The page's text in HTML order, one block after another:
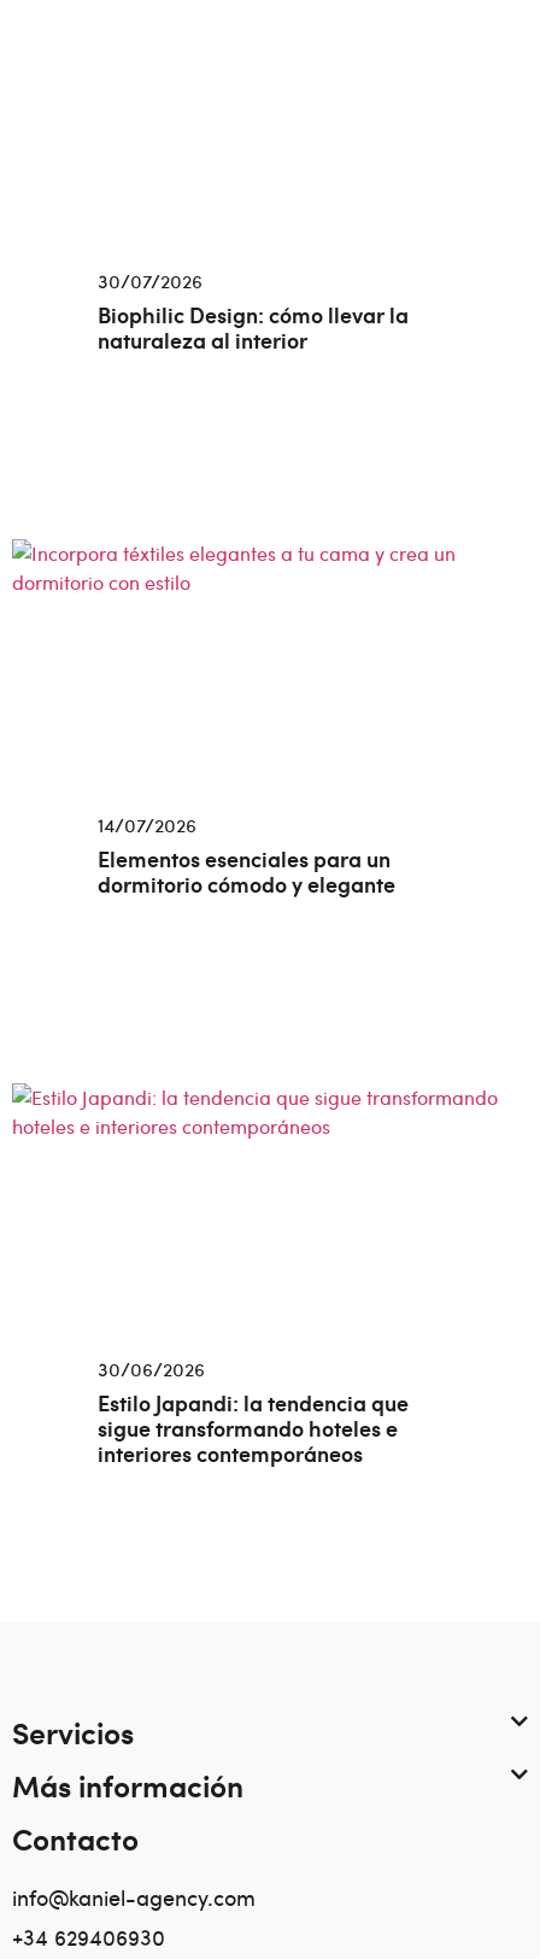
Biophilic Design: cómo llevar la
naturaleza al interior
30/07/2026
Elementos esenciales para un
dormitorio cómodo y elegante
14/07/2026
Estilo Japandi: la tendencia que
sigue transformando hoteles e
interiores contemporáneos
30/06/2026
Servicios
Más información
Contacto
info@kaniel-agency.com
+34 629406930